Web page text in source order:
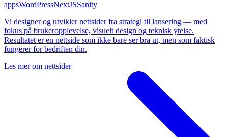
appsWordPressNextJSSanity
Vi designer og utvikler nettsider fra strategi til lansering — med
fokus på brukeropplevelse, visuelt design og teknisk ytelse.
Resultatet er en nettside som ikke bare ser bra ut, men som faktisk
fungerer for bedriften din.
Les mer om nettsider